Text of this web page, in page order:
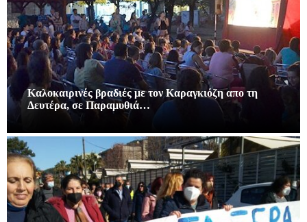
Καλοκαιρινές βραδιές με τον Καραγκιόζη απο τη
Δευτέρα, σε Παραμυθιά…